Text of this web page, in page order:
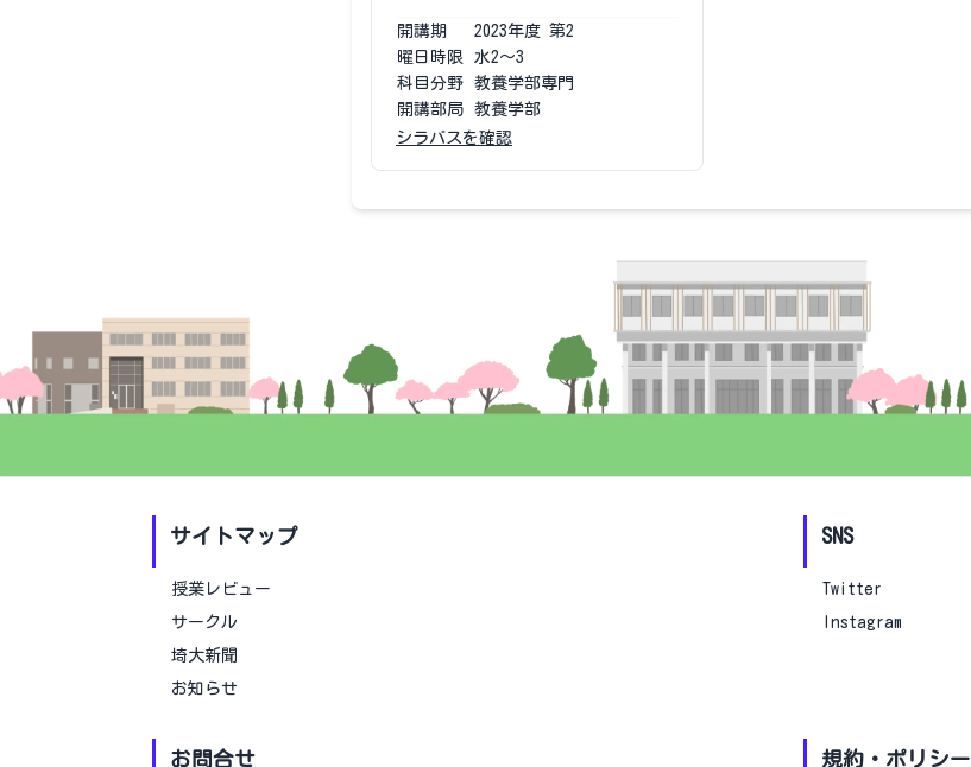
開講期 2023年度 第2
曜日時限
水2〜3
科目分野
教養学部専門
開講部局
教養学部
シラバスを確認
サイトマップ
授業レビュー
サークル
埼大新聞
お知らせ
SNS
Twitter
Instagram
お問合せ 規約・ポリシー